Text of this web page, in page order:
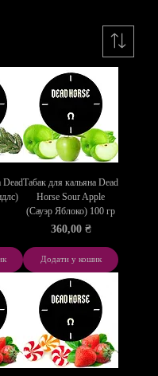
DeadТабак для кальяна Dead
Horse Sour Apple
(Сауэр Яблоко) 100 гр
Ціна
360,00 ₴
Додати у кошик